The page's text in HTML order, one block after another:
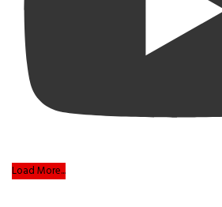
Load More...